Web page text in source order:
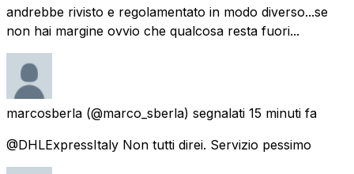
andrebbe rivisto e regolamentato in modo diverso...se
non hai margine ovvio che qualcosa resta fuori...
marcosberla (@marco_sberla) segnalati 15 minuti fa
@DHLExpressItaly Non tutti direi. Servizio pessimo